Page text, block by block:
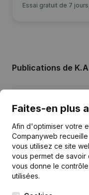
Essai gratuit de 7
Publications de
26-05-2025
16-06-2021
Faites-en plus
Afin d'optimiser votre
Companyweb
vous utilisez ce site
vous permet de savoir
vous donne le
utilisées.